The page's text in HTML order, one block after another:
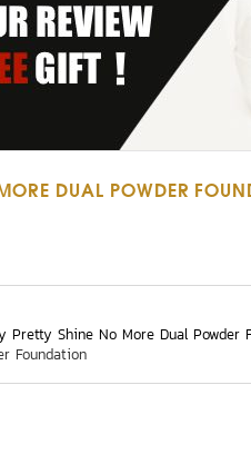
DUAL POWDER
Pretty Shine No More Dual Powder
Foundation